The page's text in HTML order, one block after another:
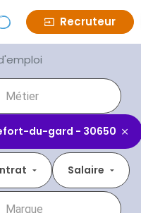
Recruteur
du-gard - 30650
Salaire